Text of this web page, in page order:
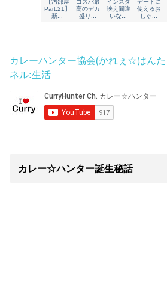
カレーハンター協会(かれぇ☆はん
ネル:生活
カレー☆ハンター誕生秘話